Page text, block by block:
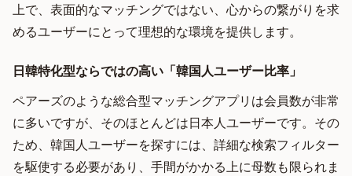
上で、表面的なマッチングではない、心からの繋がりを求
めるユーザーにとって理想的な環境を提供します。
日韓特化型ならではの高い「韓国人ユーザー比率」
ペアーズのような総合型マッチングアプリは会員数が非常
に多いですが、そのほとんどは日本人ユーザーです。その
ため、韓国人ユーザーを探すには、詳細な検索フィルター
を駆使する必要があり、手間がかかる上に母数も限られま